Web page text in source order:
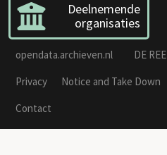
Deelnemende
organisaties
opendata.archieven.nl DE REE
Privacy
Notice and Take Down
Contact